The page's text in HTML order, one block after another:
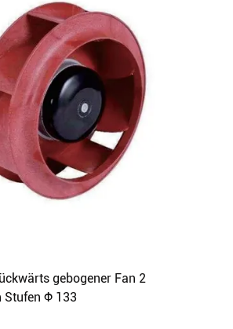
gebogener Fan 2
Stufen Φ 133